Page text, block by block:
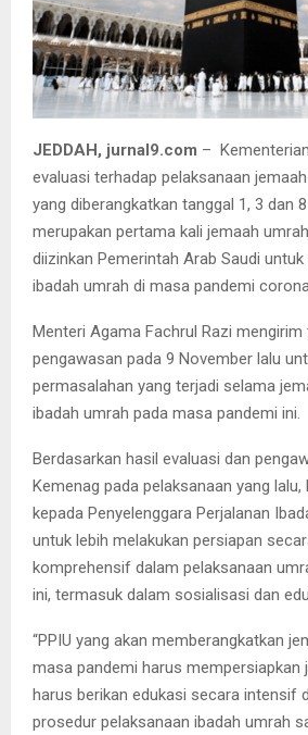
JEDDAH, jurnal9.com –
evaluasi terhadap pelaksanaan
yang diberangkatkan tanggal 1, 3 dan
merupakan pertama kali jemaah
diizinkan Pemerintah Arab Saudi
ibadah umrah di masa pandemi
Menteri Agama Fachrul Razi
pengawasan pada 9 November lalu
permasalahan yang terjadi selama
ibadah umrah pada masa pandemi ini.
Berdasarkan hasil evaluasi dan
Kemenag pada pelaksanaan yang
kepada Penyelenggara Perjalanan
untuk lebih melakukan persiapan
komprehensif dalam pelaksanaan
ini, termasuk dalam sosialisasi dan
“PPIU yang akan memberangkatkan
masa pandemi harus mempersiapkan
harus berikan edukasi secara intensif
prosedur pelaksanaan ibadah umrah